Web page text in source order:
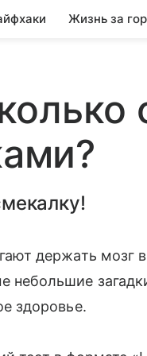
Жизнь за
держать мозг
здоровье.